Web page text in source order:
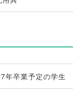
年卒業予定の学生